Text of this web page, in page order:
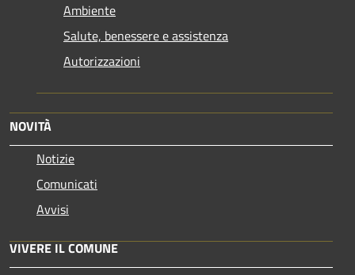
Ambiente
Salute, benessere e assistenza
Autorizzazioni
NOVITÀ
Notizie
Comunicati
Avvisi
VIVERE IL COMUNE